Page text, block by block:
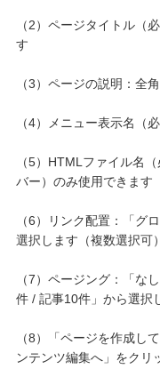
（2）ページタイトル（
す
（3）ページの説明：全
（4）メニュー表示名（必
（5）HTMLファイル名
バー）のみ使用できます
（6）リンク配置：「グ
選択します（複数選択可）
（7）ページング：「な
件 / 記事10件」から選択
（8）「ページを作成し
ンテンツ編集へ」をクリ